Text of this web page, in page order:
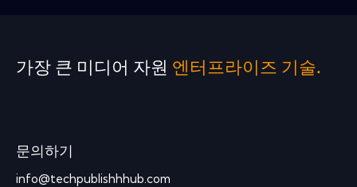
가장 큰 미디어 자원 엔터프라이즈 기술.
문의하기
info@techpublishhhub.com